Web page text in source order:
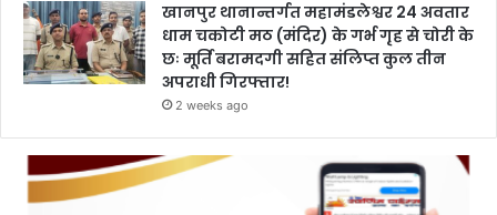
खानपुर थानान्तर्गत महामंडलेश्वर 24 अवतार
धाम चकोटी मठ (मंदिर) के गर्भ गृह से चोरी के
छः मूर्ति बरामदगी सहित संलिप्त कुल तीन
अपराधी गिरफ्तार!
2 weeks ago